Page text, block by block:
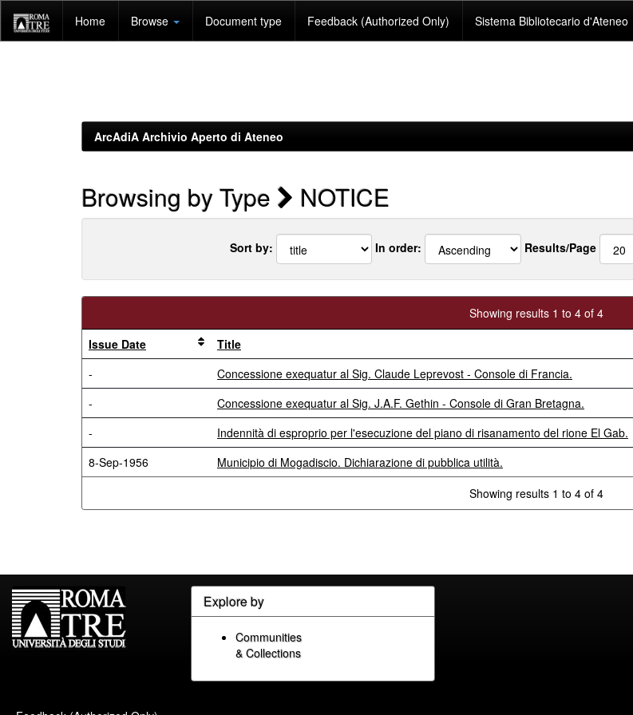
navigation
Home Browse Document type Feedback (Authorized Only) Sistema Bibliotecario d'Ateneo
ArcAdiA Archivio Aperto di Ateneo
Browsing by Type NOTICE
Sort by: In order: Results/Page
Showing results 1 to 4 of 4
Issue Date
Title
-
Concessione exequatur al Sig. Claude Leprevost - Console di Francia.
-
Concessione exequatur al Sig. J.A.F. Gethin - Console di Gran Bretagna.
-
Indennità di esproprio per l'esecuzione del piano di risanamento del rione El Gab.
8-Sep-1956
Municipio di Mogadiscio. Dichiarazione di pubblica utilità.
Showing results 1 to 4 of 4
Explore by
Communities
& Collections